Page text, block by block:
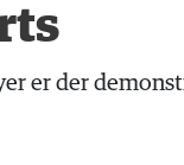
er der